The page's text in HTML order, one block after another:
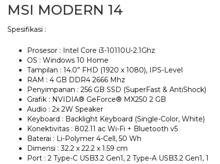
MSI MODERN 14
Spesifikasi :
Prosesor : Intel Core i3-10110U-2.1Ghz
OS : Windows 10 Home
Tampilan : 14.0” FHD (1920 x 1080), IPS-Level
RAM : 4 GB DDR4 2666 Mhz
Penyimpanan : 256 GB SSD (SuperFast & AntiShock)
Grafik : NVIDIA® GeForce® MX250 2 GB
Audio : 2x 2W Speaker
Keyboard : Backlight Keyboard (Single-Color, White)
Konektivitas : 802.11 ac Wi-Fi + Bluetooth v5
Baterai : Li-Polymer 4-Cell, 50 Wh
Dimensi : 32.2 x 22.2 x 1.59 cm
Port : 2 Type-C USB3.2 Gen1, 2 Type-A USB3.2 Gen1, 1